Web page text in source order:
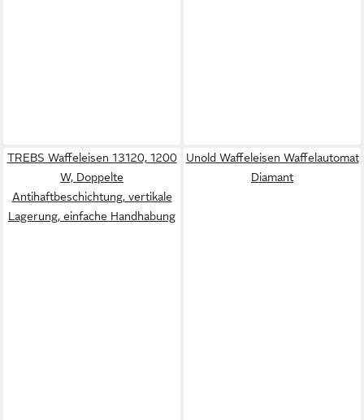
TREBS Waffeleisen 13120, 1200
W, Doppelte
Antihaftbeschichtung, vertikale
Lagerung, einfache Handhabung
Unold Waffeleisen Waffelautomat
Diamant